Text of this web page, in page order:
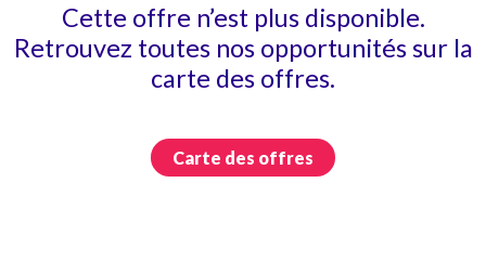
Cette offre n’est plus disponible.
Retrouvez toutes nos opportunités sur la
carte des offres.
Carte des offres